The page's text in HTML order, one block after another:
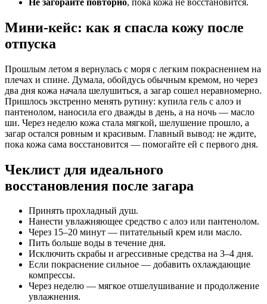
Мини-кейс: как я спасла кожу после
отпуска
Прошлым летом я вернулась с моря с легким покраснением на
плечах и спине. Думала, обойдусь обычным кремом, но через
два дня кожа начала шелушиться, а загар сошел неравномерно.
Пришлось экстренно менять рутину: купила гель с алоэ и
пантенолом, наносила его дважды в день, а на ночь — масло
ши. Через неделю кожа стала мягкой, шелушение прошло, а
загар остался ровным и красивым. Главный вывод: не ждите,
пока кожа сама восстановится — помогайте ей с первого дня.
Чеклист для идеального
восстановления после загара
Принять прохладный душ.
Нанести увлажняющее средство с алоэ или пантенолом.
Через 15–20 минут — питательный крем или масло.
Пить больше воды в течение дня.
Исключить скрабы и агрессивные средства на 3–4 дня.
Если покраснение сильное — добавить охлаждающие
компрессы.
Через неделю — мягкое отшелушивание и продолжение
увлажнения.